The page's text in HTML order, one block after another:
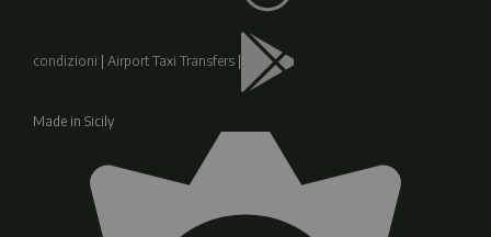
condizioni | Airport Taxi Transfers |
Made in Sicily